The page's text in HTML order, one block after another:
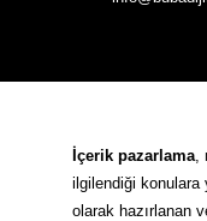
İçerik pazarlama,
ilgilendiği konulara
olarak hazırlanan